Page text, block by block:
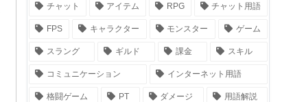
チャット アイテム RPG チャット用語
FPS キャラクター モンスター ゲーム
スラング ギルド 課金 スキル
コミュニケーション インターネット用語
格闘ゲーム PT ダメージ 用語解説